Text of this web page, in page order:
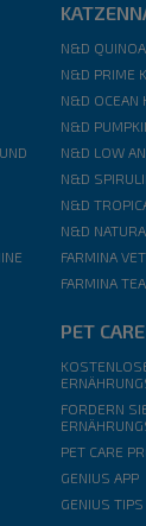
N&D
N&D PRIME
N&D OCEAN
N&D
N&D LOW
N&D
N&D
N&D
FARMINA
FARMINA
PET CARE
FORDERN
PET CARE
GENIUS APP
GENIUS TIPS